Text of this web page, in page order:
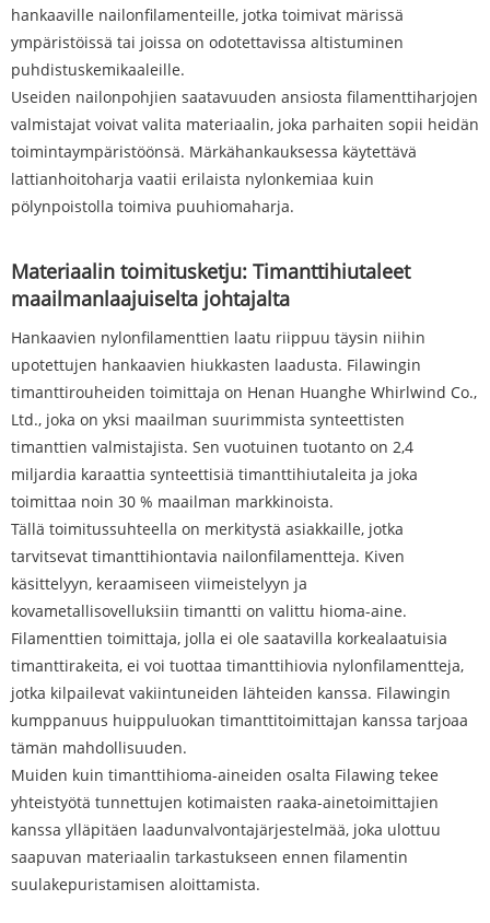
hankaaville nailonfilamenteille, jotka toimivat märissä
ympäristöissä tai joissa on odotettavissa altistuminen
puhdistuskemikaaleille.
Useiden nailonpohjien saatavuuden ansiosta filamenttiharjojen
valmistajat voivat valita materiaalin, joka parhaiten sopii heidän
toimintaympäristöönsä. Märkähankauksessa käytettävä
lattianhoitoharja vaatii erilaista nylonkemiaa kuin
pölynpoistolla toimiva puuhiomaharja.
Materiaalin toimitusketju: Timanttihiutaleet
maailmanlaajuiselta johtajalta
Hankaavien nylonfilamenttien laatu riippuu täysin niihin
upotettujen hankaavien hiukkasten laadusta. Filawingin
timanttirouheiden toimittaja on Henan Huanghe Whirlwind Co.,
Ltd., joka on yksi maailman suurimmista synteettisten
timanttien valmistajista. Sen vuotuinen tuotanto on 2,4
miljardia karaattia synteettisiä timanttihiutaleita ja joka
toimittaa noin 30 % maailman markkinoista.
Tällä toimitussuhteella on merkitystä asiakkaille, jotka
tarvitsevat timanttihiontavia nailonfilamentteja. Kiven
käsittelyyn, keraamiseen viimeistelyyn ja
kovametallisovelluksiin timantti on valittu hioma-aine.
Filamenttien toimittaja, jolla ei ole saatavilla korkealaatuisia
timanttirakeita, ei voi tuottaa timanttihiovia nylonfilamentteja,
jotka kilpailevat vakiintuneiden lähteiden kanssa. Filawingin
kumppanuus huippuluokan timanttitoimittajan kanssa tarjoaa
tämän mahdollisuuden.
Muiden kuin timanttihioma-aineiden osalta Filawing tekee
yhteistyötä tunnettujen kotimaisten raaka-ainetoimittajien
kanssa ylläpitäen laadunvalvontajärjestelmää, joka ulottuu
saapuvan materiaalin tarkastukseen ennen filamentin
suulakepuristamisen aloittamista.